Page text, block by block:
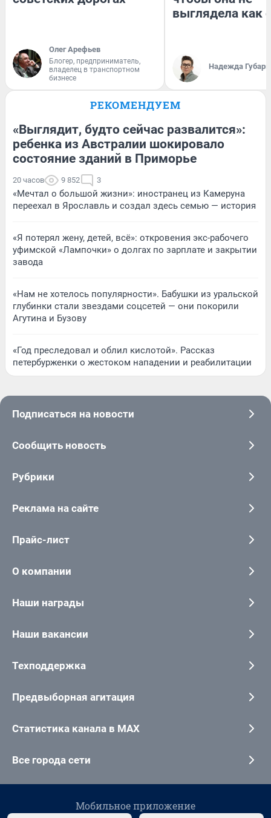
Олег Арефьев
Блогер, предприниматель,
владелец в транспортном
бизнесе
выглядела как
Надежда Губарь
РЕКОМЕНДУЕМ
«Выглядит, будто сейчас развалится»:
ребенка из Австралии шокировало
состояние зданий в Приморье
20 часов 9 852 3
«Мечтал о большой жизни»: иностранец из Камеруна
переехал в Ярославль и создал здесь семью — история
«Я потерял жену, детей, всё»: откровения экс-рабочего
уфимской «Лампочки» о долгах по зарплате и закрытии
завода
«Нам не хотелось популярности». Бабушки из уральской
глубинки стали звездами соцсетей — они покорили
Агутина и Бузову
«Год преследовал и облил кислотой». Рассказ
петербурженки о жестоком нападении и реабилитации
Подписаться на новости
Сообщить новость
Рубрики
Реклама на сайте
Прайс-лист
О компании
Наши награды
Наши вакансии
Техподдержка
Предвыборная агитация
Статистика канала в MAX
Все города сети
Мобильное приложение